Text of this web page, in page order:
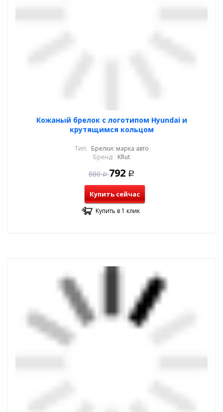
Кожаный брелок с логотипом Hyundai и
крутящимся кольцом
Тип: Брелки: марка авто
Бренд: KRut
880 Р 792 Р
Купить сейчас
Купить в 1 клик